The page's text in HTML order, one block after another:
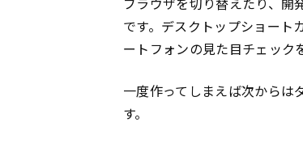
です。デスクトップショート
ートフォンの見た目チェック
一度作ってしまえば次からは
す。